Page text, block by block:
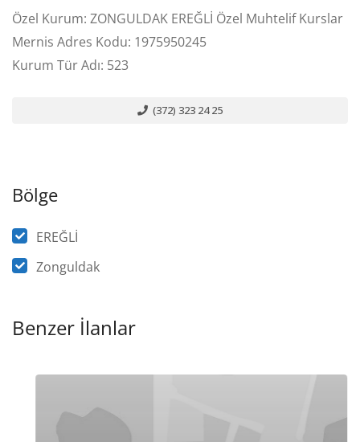
Özel Kurum: ZONGULDAK EREĞLİ Özel Muhtelif Kurslar
Mernis Adres Kodu: 1975950245
Kurum Tür Adı: 523
(372) 323 24 25
Bölge
EREĞLİ
Zonguldak
Benzer İlanlar